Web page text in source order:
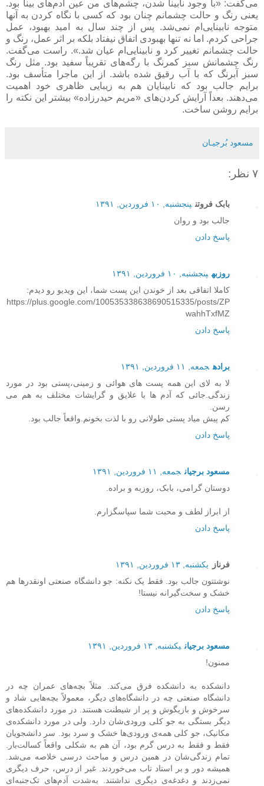
می‌گفت: «با وجود نابینا شدن، چشم‌های من عین آدم‌های بینا بود.
یعنی رنگ و حالت چشمانم چنان بود که کسی با نگاه کردن به آنها
متوجه نابینایی‌ام نمی‌شد. پس از چند سال به امید بهبود، عمل
جراحی کردم. اما نه تنها بهبودی اتفاق نیفتاد بلکه بر اثر عمل، رنگ و
حالت چشمانم تغییر کرد و نابینایی‌ام عیان شد.». راست می‌گفت.
رنگ چشمانش سبز کمرنگ با رگه‌های تقریباً سفید بود. مثل رنگ
سبز آبرنگ که با آب رقیق شده باشد. از این ماجرا متأسف بود.
برایم جالب بود که نابینایان هم به زیبایی ظاهری خود اهمیت
می‌دهند. بعداً آرایش کردن‌های «مریم حیدرزاده» بیشتر این نکته را
برایم روشن ساخت.
مسعود بُرجيـان
۷ نظر:
بابک فروتن پنجشنبه, ۱۰ فروردین, ۱۳۹۱
جالب بود و روان
پاسخ دادن
روزبه پنجشنبه, ۱۰ فروردین, ۱۳۹۱
کاملا اتفاقی بعد از خوندن این پست شما، این ویدیو رو دیدم:
https://plus.google.com/100535338638690515335/posts/ZP
wahhTxfMZ
پاسخ دادن
براده جمعه, ۱۱ فروردین, ۱۳۹۱
لا به لای این همه پست های هوائی و زمینی،پستی بود در مورد
زندگی.جائی که آدم ها با علایق و گرایشات مختلف به هم می
رسن.
کم پیش میاد پستی طولانی رو با لذت بخونم.واقعاً جالب بود.
پاسخ دادن
مسعود برجیان جمعه, ۱۱ فروردین, ۱۳۹۱
دوستان گرامی، بابک، روزبه و براده.
از ابراز لطف و محبت شما سپاسگزارم.
پاسخ دادن
فرناز
یکشنبه, ۱۳ فروردین, ۱۳۹۱
نوشتتون جالب بود. فقط یک نکنه: جو دانشگاه صنعتی اونقدرها هم
خشک و سخت‌گیرانه نیستا!
پاسخ دادن
مسعود برجیان یکشنبه, ۱۳ فروردین, ۱۳۹۱
ممنون!
دانشکده به دانشکده فرق می‌کند. مثلاً بچه‌های عمران چه در
دانشگاه صنعتی چه در دانشگاه‌های دیگر، معمولاً بچه‌هایی شاد و
سرخوش و بازیگوش و پر از شیطنت هستند. در مورد دانشکده‌های
دیگر بستگی به جو کلی ورودی‌شان دارد. ولی در مورد دانشکده‌ی
مکانیک، جو کلی همه‌ی ورودی‌ها خشک و سرد بود. سر دانشجویان
فقط و فقط به درس گرم بود، آن هم به شکلی واقعاً کسالت‌بار.
تمام زندگی‌شان در همین درس و مباحث درسی خلاصه می‌شد.
همیشه دور و بر استاد تاب می‌خوردند. غیر از درس، حرف دیگری
نمی‌زدند و دغدغه‌ی دیگری نداشتند. به‌شدت آدم‌های تک‌جنبه‌ای